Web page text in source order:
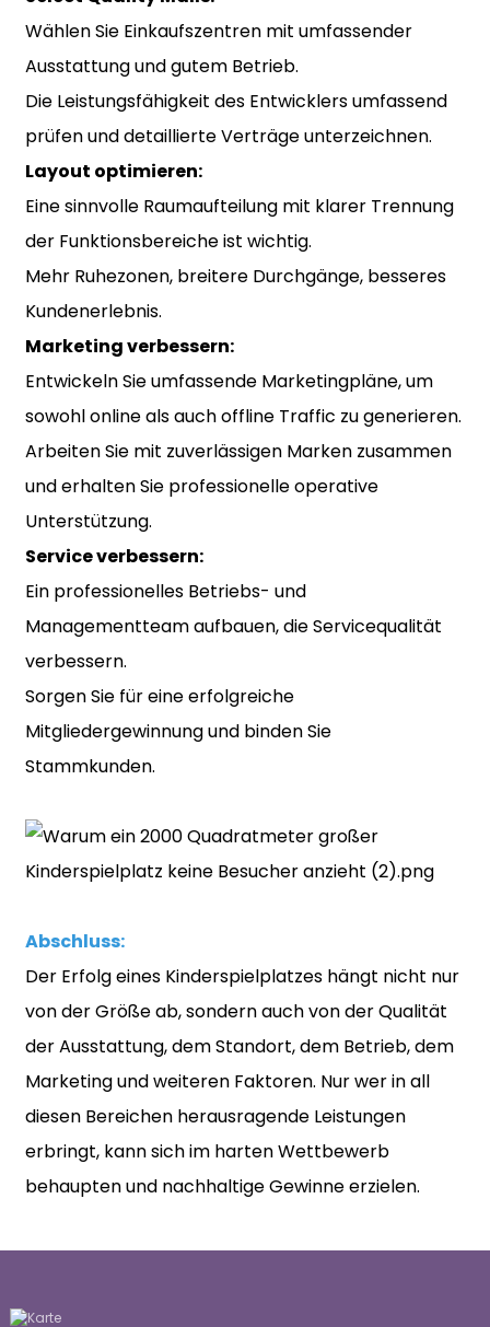
Wählen Sie Einkaufszentren mit umfassender
Ausstattung und gutem Betrieb.
Die Leistungsfähigkeit des Entwicklers umfassend
prüfen und detaillierte Verträge unterzeichnen.
Layout optimieren:
Eine sinnvolle Raumaufteilung mit klarer Trennung
der Funktionsbereiche ist wichtig.
Mehr Ruhezonen, breitere Durchgänge, besseres
Kundenerlebnis.
Marketing verbessern:
Entwickeln Sie umfassende Marketingpläne, um
sowohl online als auch offline Traffic zu generieren.
Arbeiten Sie mit zuverlässigen Marken zusammen
und erhalten Sie professionelle operative
Unterstützung.
Service verbessern:
Ein professionelles Betriebs- und
Managementteam aufbauen, die Servicequalität
verbessern.
Sorgen Sie für eine erfolgreiche
Mitgliedergewinnung und binden Sie
Stammkunden.
Abschluss:
Der Erfolg eines Kinderspielplatzes hängt nicht nur
von der Größe ab, sondern auch von der Qualität
der Ausstattung, dem Standort, dem Betrieb, dem
Marketing und weiteren Faktoren. Nur wer in all
diesen Bereichen herausragende Leistungen
erbringt, kann sich im harten Wettbewerb
behaupten und nachhaltige Gewinne erzielen.